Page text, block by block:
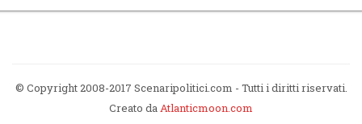
© Copyright 2008-2017 Scenaripolitici.com - Tutti i diritti riservati.
Creato daAtlanticmoon.com